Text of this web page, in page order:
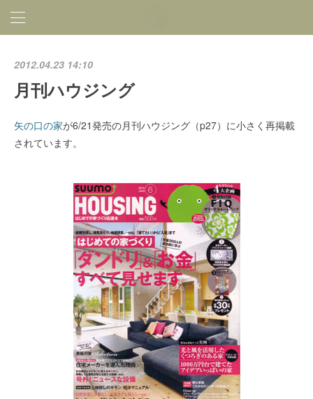
2012.04.23 14:10
月刊ハウジング
矢の口の家が6/21発売の月刊ハウジング（p27）に小さく再掲載
されています。